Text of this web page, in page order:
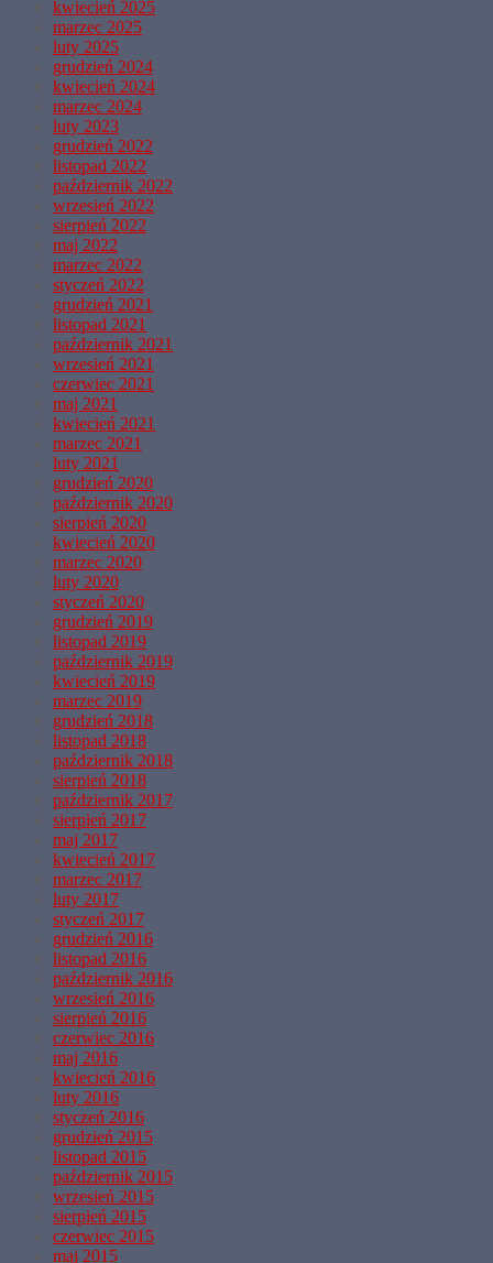
kwiecień 2025
marzec 2025
luty 2025
grudzień 2024
kwiecień 2024
marzec 2024
luty 2023
grudzień 2022
listopad 2022
październik 2022
wrzesień 2022
sierpień 2022
maj 2022
marzec 2022
styczeń 2022
grudzień 2021
listopad 2021
październik 2021
wrzesień 2021
czerwiec 2021
maj 2021
kwiecień 2021
marzec 2021
luty 2021
grudzień 2020
październik 2020
sierpień 2020
kwiecień 2020
marzec 2020
luty 2020
styczeń 2020
grudzień 2019
listopad 2019
październik 2019
kwiecień 2019
marzec 2019
grudzień 2018
listopad 2018
październik 2018
sierpień 2018
październik 2017
sierpień 2017
maj 2017
kwiecień 2017
marzec 2017
luty 2017
styczeń 2017
grudzień 2016
listopad 2016
październik 2016
wrzesień 2016
sierpień 2016
czerwiec 2016
maj 2016
kwiecień 2016
luty 2016
styczeń 2016
grudzień 2015
listopad 2015
październik 2015
wrzesień 2015
sierpień 2015
czerwiec 2015
maj 2015